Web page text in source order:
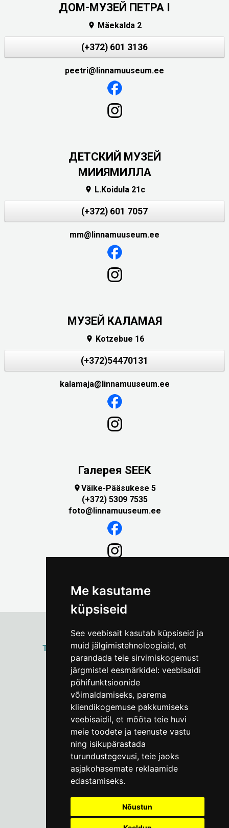
Me kasutame
küpsiseid
See veebisait kasutab küpsiseid ja
muid jälgimistehnoloogiaid, et
parandada teie sirvimiskogemust
järgmistel eesmärkidel: veebisaidi
põhifunktsioonide
võimaldamiseks, parema
kliendikogemuse pakkumiseks
veebisaidil, et mõõta teie huvi
meie toodete ja teenuste vastu
ning isikupärastada
turundustegevusi, teie jaoks
asjakohasemate reklaamide
edastamiseks.
Nõustun
ДОМ-МУЗЕЙ ПЕТРА I
 Mäekalda 2
(+372) 601 3136
peetri@linnamuuseum.ee
ДЕТСКИЙ МУЗЕЙ
МИИЯМИЛЛА
 L.Koidula 21c
(+372) 601 7057
mm@linnamuuseum.ee
МУЗЕЙ КАЛАМАЯ
 Kotzebue 16
(+372)54470131
kalamaja@linnamuuseum.ee
Галерея SEEK
Väike-Pääsukese 5
(+372) 5309 7535
foto@linnamuuseum.ee
ТАЛЛИННСКИЙГОРОДСКОЙ МУЗЕЙ
Vene 17
Пн–Пт 9–17:(+372) 610 4178
info@linnamuuseum.ee